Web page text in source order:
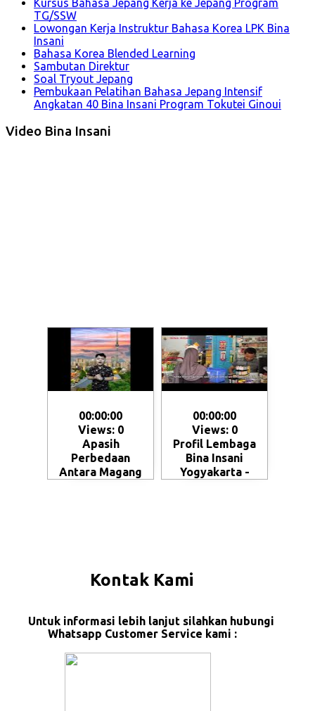
Kursus Bahasa Jepang Kerja ke Jepang Program
TG/SSW
Lowongan Kerja Instruktur Bahasa Korea LPK Bina
Insani
Bahasa Korea Blended Learning
Sambutan Direktur
Soal Tryout Jepang
Pembukaan Pelatihan Bahasa Jepang Intensif
Angkatan 40 Bina Insani Program Tokutei Ginoui
Video Bina Insani
00:00:00
Views: 0
Apasih
Perbedaan
Antara Magang
00:00:00
Views: 0
Profil Lembaga
Bina Insani
Yogyakarta -
Kontak Kami
Untuk informasi lebih lanjut silahkan hubungi
Whatsapp Customer Service kami :